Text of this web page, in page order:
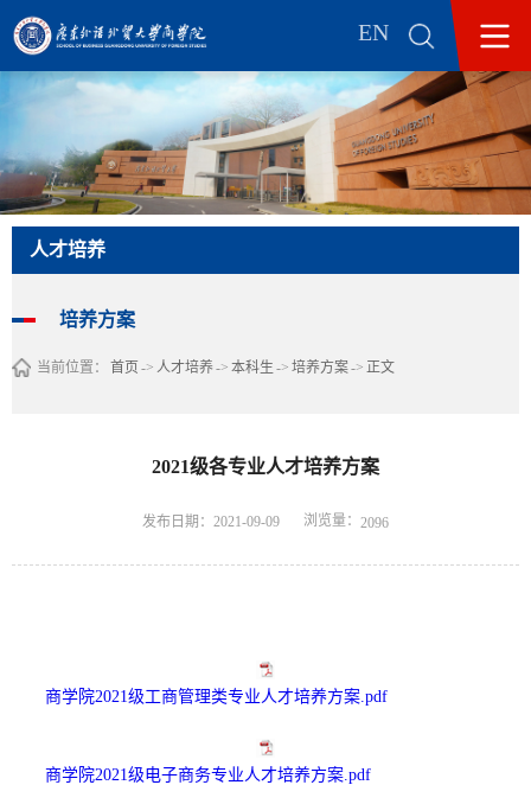
EN
人才培养
培养方案
当前位置： 首页 -> 人才培养-> 本科生 -> 培养方案-> 正文
2021级各专业人才培养方案
发布日期：2021-09-09 浏览量： 2096
商学院2021级工商管理类专业人才培养方案.pdf
商学院2021级电子商务专业人才培养方案.pdf